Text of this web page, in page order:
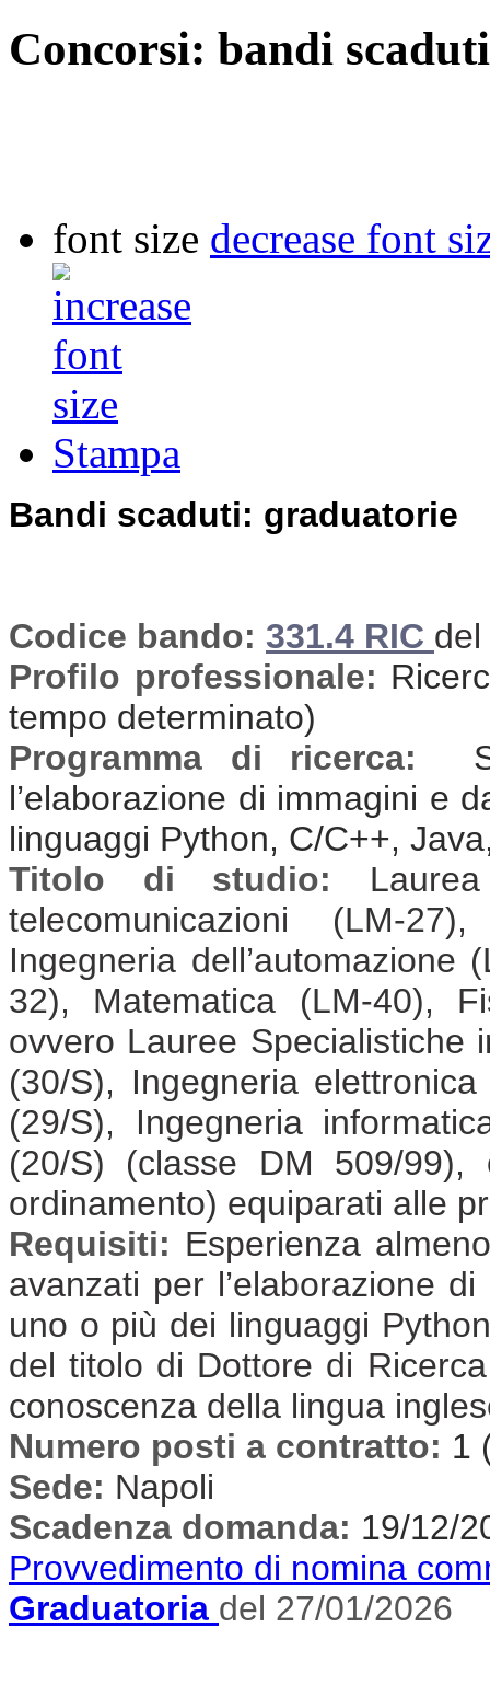
Concorsi: bandi
font size decrease font
Stampa
Bandi scaduti: graduatorie
Codice bando: 331.4 RIC
Profilo professionale:
tempo determinato)
Programma di ricerca:
l’elaborazione di immagini e
linguaggi Python, C/C++,
Titolo di studio:
telecomunicazioni (LM-
Ingegneria dell’automazione
32), Matematica (LM-40),
ovvero Lauree Specialistiche
(30/S), Ingegneria
(29/S), Ingegneria
(20/S) (classe DM 509/99),
ordinamento) equiparati alle
Requisiti: Esperienza
avanzati per l’elaborazione
uno o più dei linguaggi
del titolo di Dottore di
conoscenza della lingua
Numero posti a contratto: 1
Sede: Napoli
Scadenza domanda: 19/12/
Provvedimento di nomina
Graduatoria del 27/01/2026